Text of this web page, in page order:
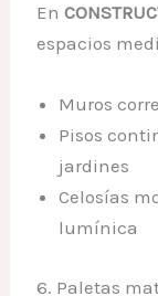
En
espacios
Muros
Pisos
jardines
Celosías
lumínica
6. Paletas